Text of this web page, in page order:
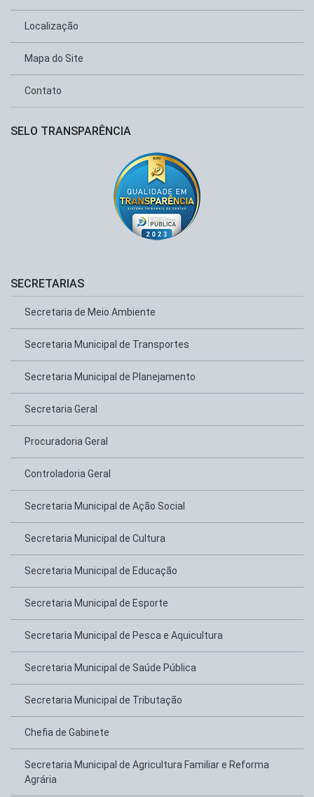
Localização
Mapa do Site
Contato
SELO TRANSPARÊNCIA
SECRETARIAS
Secretaria de Meio Ambiente
Secretaria Municipal de Transportes
Secretaria Municipal de Planejamento
Secretaria Geral
Procuradoria Geral
Controladoria Geral
Secretaria Municipal de Ação Social
Secretaria Municipal de Cultura
Secretaria Municipal de Educação
Secretaria Municipal de Esporte
Secretaria Municipal de Pesca e Aquicultura
Secretaria Municipal de Saúde Pública
Secretaria Municipal de Tributação
Chefia de Gabinete
Secretaria Municipal de Agricultura Familiar e Reforma
Agrária